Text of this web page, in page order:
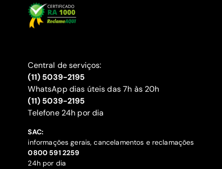
Central de serviços:
(11) 5039-2195
WhatsApp dias úteis das 7h às 20h
(11) 5039-2195
‍Telefone 24h por dia
SAC:
informações gerais, cancelamentos e reclamações
‍0800 591 2259
24h por dia